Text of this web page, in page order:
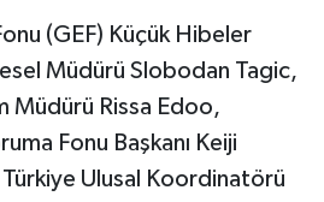
(GEF) Küçük Hibeler
Müdürü Slobodan Tagic,
Müdürü Rissa Edoo,
Fonu Başkanı Keiji
Türkiye Ulusal Koordinatörü